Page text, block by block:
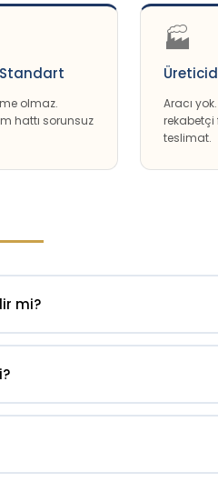
olmaz.
hattı sorunsuz
🏭
Aracı
rekabetçi
teslimat.
mi?
ve tedarikçi denetim
yumuşak tutunma için 1.5mm